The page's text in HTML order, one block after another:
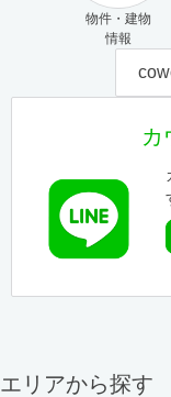
物件・建物
情報
カ
エリアから探す